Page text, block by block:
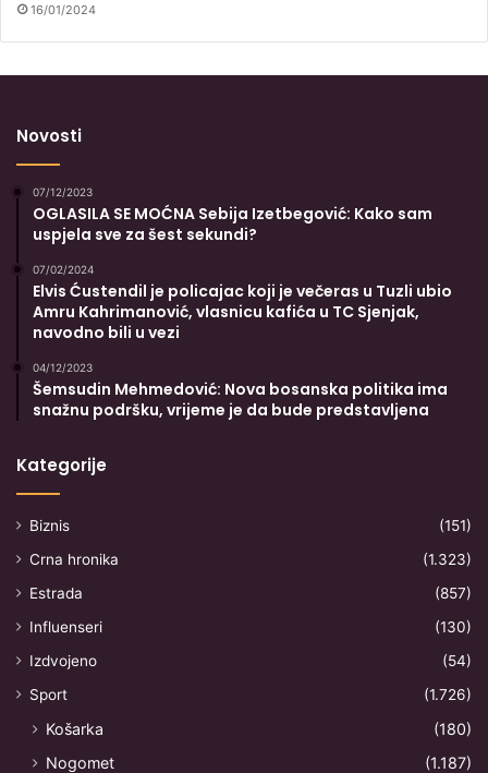
16/01/2024
Novosti
07/12/2023
OGLASILA SE MOĆNA Sebija Izetbegović: Kako sam
uspjela sve za šest sekundi?
07/02/2024
Elvis Ćustendil je policajac koji je večeras u Tuzli ubio
Amru Kahrimanović, vlasnicu kafića u TC Sjenjak,
navodno bili u vezi
04/12/2023
Šemsudin Mehmedović: Nova bosanska politika ima
snažnu podršku, vrijeme je da bude predstavljena
Kategorije
Biznis
(151)
Crna hronika
(1.323)
Estrada
(857)
Influenseri
(130)
Izdvojeno
(54)
Sport
(1.726)
Košarka
(180)
Nogomet
(1.187)